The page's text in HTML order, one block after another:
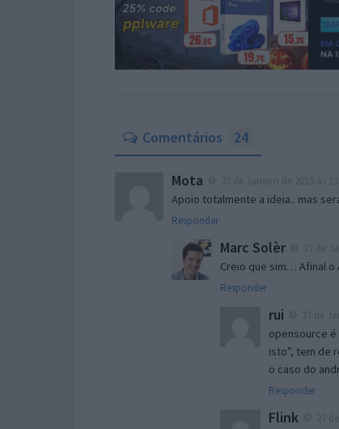
Comentários 24
Mota
Apoio totalmente a ideia.. mas
Responder
Marc Solèr
Creio que sim… Afinal
Responder
rui
opensource
isto”, tem de
o caso do
Responder
Flink